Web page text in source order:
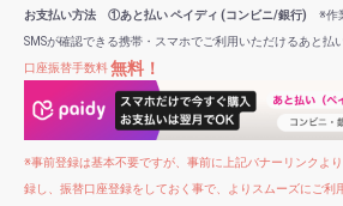
お支払い方法 ①あと払い ペイディ (コンビニ/銀行) ※作
SMSが確認できる携帯・スマホでご利用いただけるあと払
口座振替手数料無料！
※事前登録は基本不要ですが、事前に上記バナーリンクよ
録し、振替口座登録をしておく事で、よりスムーズにご利